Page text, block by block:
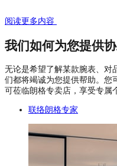
阅读更多内容
我们如何为您提供
无论是希望了解某款腕表、对
们都将竭诚为您提供帮助。您
可莅临朗格专卖店，享受专属
联络朗格专家